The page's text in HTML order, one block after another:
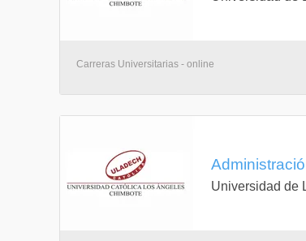
Carreras Universitarias - online
Universidad de